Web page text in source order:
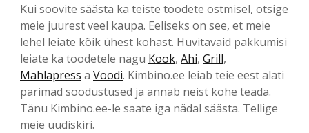
Kui soovite säästa ka teiste toodete ostmisel, otsige
meie juurest veel kaupa. Eeliseks on see, et meie
lehel leiate kõik ühest kohast. Huvitavaid pakkumisi
leiate ka toodetele nagu Kook, Ahi, Grill,
Mahlapress a Voodi. Kimbino.ee leiab teie eest alati
parimad soodustused ja annab neist kohe teada.
Tänu Kimbino.ee-le saate iga nädal säästa. Tellige
meie uudiskiri.